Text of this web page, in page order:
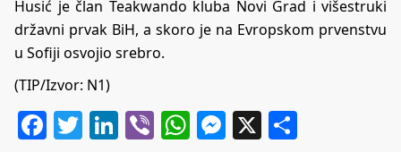
Husić je član Teakwando kluba Novi Grad i višestruki
državni prvak BiH, a skoro je na Evropskom prvenstvu
u Sofiji osvojio srebro.
(TIP/Izvor: N1)
Facebook
Twitter
LinkedIn
ViberWhatsApp
Messenger
X